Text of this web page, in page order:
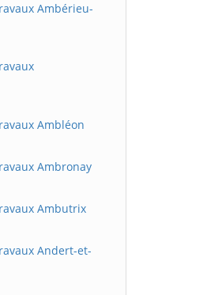
Ambérieu-
Ambléon
Ambronay
Ambutrix
Andert-et-